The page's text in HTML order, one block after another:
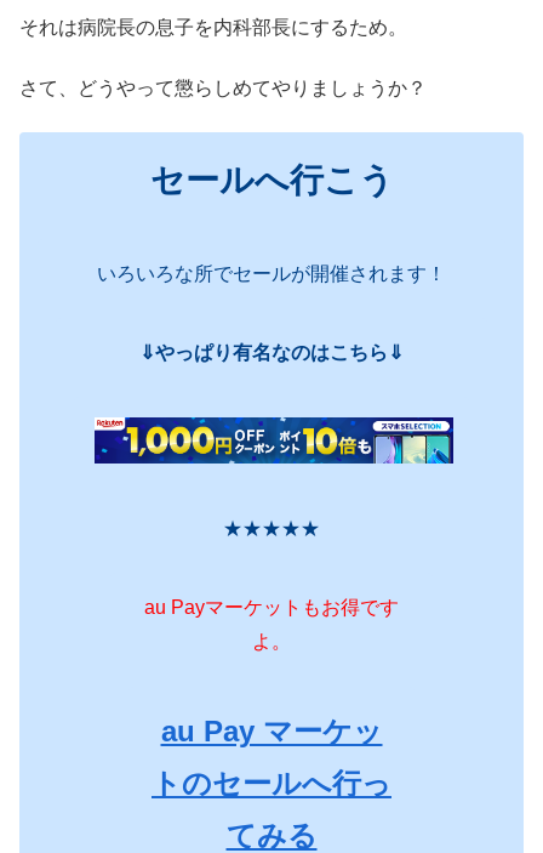
それは病院長の息子を内科部長にするため。
さて、どうやって懲らしめてやりましょうか？
セールへ行こう
いろいろな所でセールが開催されます！
⇓やっぱり有名なのはこちら⇓
★★★★★
au Payマーケットもお得です
よ。
au Pay マーケッ
トのセールへ行っ
てみる